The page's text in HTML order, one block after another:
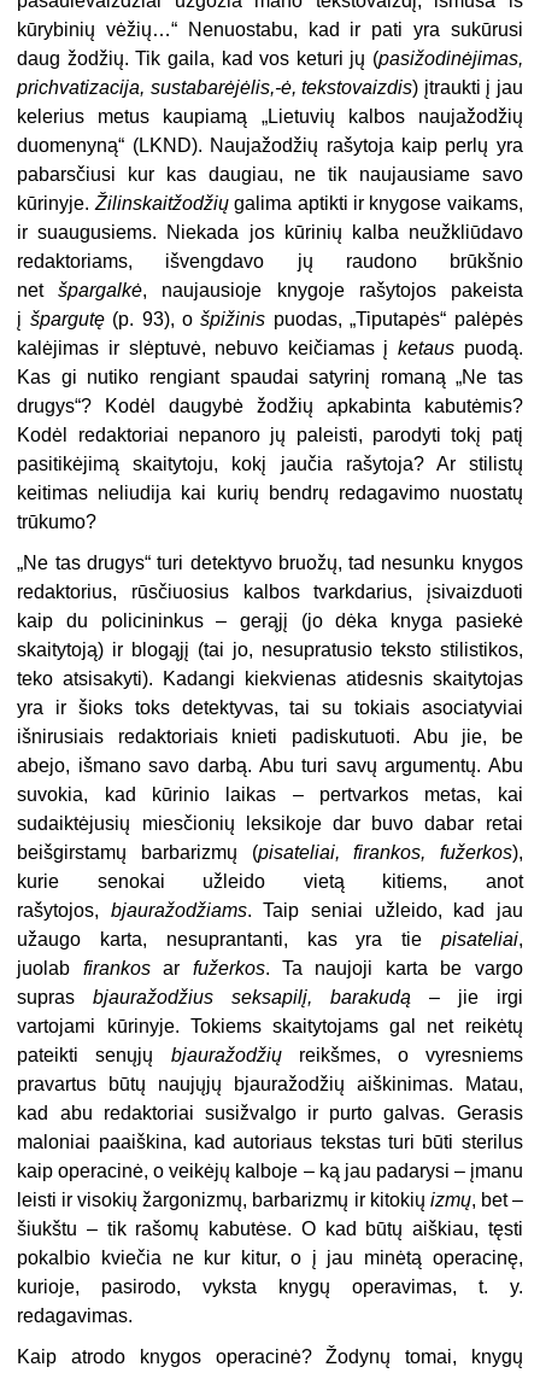
kūrybinių vėžių…“ Nenuostabu, kad ir pati yra sukūrusi
daug žodžių. Tik gaila, kad vos keturi jų (pasižodinėjimas,
prichvatizacija, sustabarėjėlis,-ė, tekstovaizdis) įtraukti į jau
kelerius metus kaupiamą „Lietuvių kalbos naujažodžių
duomenyną“ (LKND). Naujažodžių rašytoja kaip perlų yra
pabarsčiusi kur kas daugiau, ne tik naujausiame savo
kūrinyje. Žilinskaitžodžiųgalima aptikti ir knygose vaikams,
ir suaugusiems. Niekada jos kūrinių kalba neužkliūdavo
redaktoriams, išvengdavo jų raudono brūkšnio
netšpargalkė, naujausioje knygoje rašytojos pakeista
į špargutę(p. 93), ošpižinis puodas, „Tiputapės“ palėpės
kalėjimas ir slėptuvė, nebuvo keičiamas į ketauspuodą.
Kas gi nutiko rengiant spaudai satyrinį romaną „Ne tas
drugys“? Kodėl daugybė žodžių apkabinta kabutėmis?
Kodėl redaktoriai nepanoro jų paleisti, parodyti tokį patį
pasitikėjimą skaitytoju, kokį jaučia rašytoja? Ar stilistų
keitimas neliudija kai kurių bendrų redagavimo nuostatų
trūkumo?
„Ne tas drugys“ turi detektyvo bruožų, tad nesunku knygos
redaktorius, rūsčiuosius kalbos tvarkdarius, įsivaizduoti
kaip du policininkus – gerąjį (jo dėka knyga pasiekė
skaitytoją) ir blogąjį (tai jo, nesupratusio teksto stilistikos,
teko atsisakyti). Kadangi kiekvienas atidesnis skaitytojas
yra ir šioks toks detektyvas, tai su tokiais asociatyviai
išnirusiais redaktoriais knieti padiskutuoti. Abu jie, be
abejo, išmano savo darbą. Abu turi savų argumentų. Abu
suvokia, kad kūrinio laikas – pertvarkos metas, kai
sudaiktėjusių miesčionių leksikoje dar buvo dabar retai
beišgirstamų barbarizmų (pisateliai, firankos, fužerkos),
kurie senokai užleido vietą kitiems, anot
rašytojos, bjauražodžiams. Taip seniai užleido, kad jau
užaugo karta, nesuprantanti, kas yra tie pisateliai,
juolab firankosar fužerkos. Ta naujoji karta be vargo
suprasbjauražodžius seksapilį, barakudą – jie irgi
vartojami kūrinyje. Tokiems skaitytojams gal net reikėtų
pateikti senųjų bjauražodžiųreikšmes, o vyresniems
pravartus būtų naujųjų bjauražodžių aiškinimas. Matau,
kad abu redaktoriai susižvalgo ir purto galvas. Gerasis
maloniai paaiškina, kad autoriaus tekstas turi būti sterilus
kaip operacinė, o veikėjų kalboje – ką jau padarysi – įmanu
leisti ir visokių žargonizmų, barbarizmų ir kitokių izmų, bet –
šiukštu – tik rašomų kabutėse. O kad būtų aiškiau, tęsti
pokalbio kviečia ne kur kitur, o į jau minėtą operacinę,
kurioje, pasirodo, vyksta knygų operavimas, t. y.
redagavimas.
Kaip atrodo knygos operacinė? Žodynų tomai, knygų